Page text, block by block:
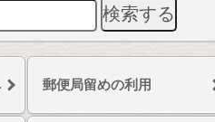
郵便局留めの利用